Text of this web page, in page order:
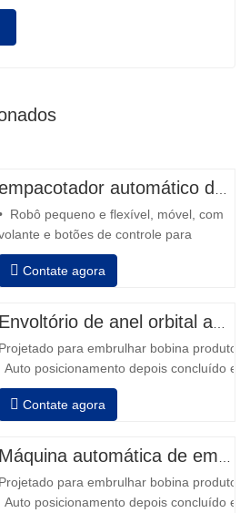
Robô pequeno e flexível, móvel, com
e botões de controle para
e avançar • Operação fora
da coluna • 2 baterias série 12V / 110
bateria cheia de 120 a 130 paletes •
automático, tempo de carregamento
aprox…
Contate agora
Projetado para embrulhar bobina
Auto posicionamento depois concluído
alongamento força pode ser
Pneumático topo placa para pressionar
Contate agora
Projetado para embrulhar bobina
Auto posicionamento depois concluído